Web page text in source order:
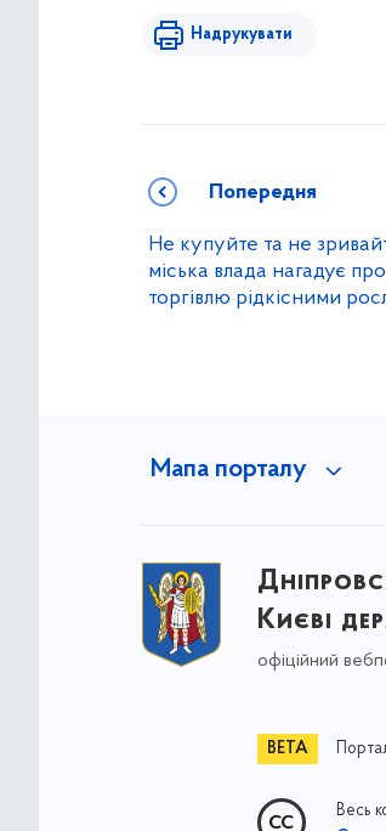
Надрукувати
Попередня
Не купуйте та не
міська влада нагадує
торгівлю рідкісними
Мапа порталу
Києві
офіційний
Весь